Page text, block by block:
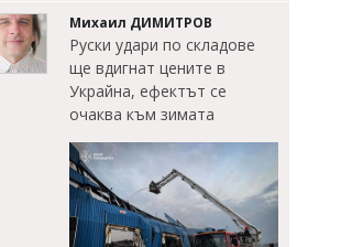
Михаил ДИМИТРОВ
Руски удари по складове
ще вдигнат цените в
Украйна, ефектът се
очаква към зимата